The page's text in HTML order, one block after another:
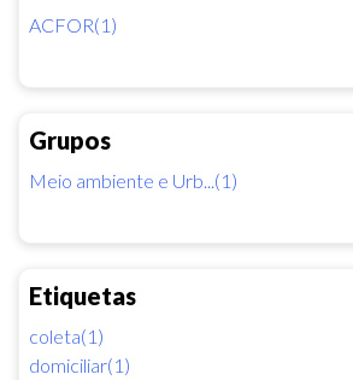
ACFOR(1)
Grupos
Meio ambiente e Urb...(1)
Etiquetas
coleta(1)
domiciliar(1)